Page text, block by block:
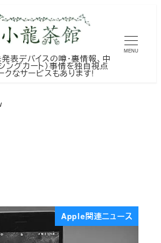
表デバイスの噂・裏情報、中
ングカート）事情を独自視点
クなサービスもあります!
MENU
Apple関連ニュース